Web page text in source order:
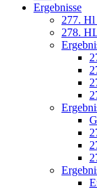
Ergebnisse
277. Hl
278.